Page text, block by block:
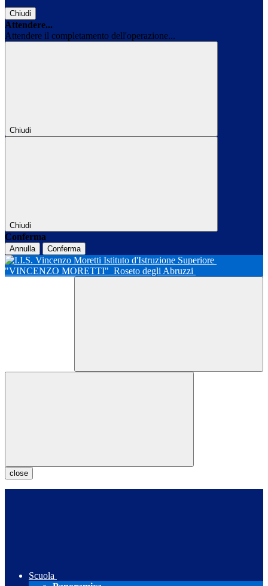
Chiudi
Attendere...
Attendere il completamento dell'operazione...
Chiudi
Chiudi
Conferma
Annulla Conferma
Istituto d'Istruzione Superiore
"VINCENZO MORETTI" Roseto degli Abruzzi
close
Scuola